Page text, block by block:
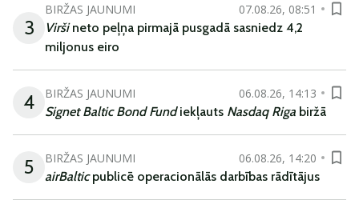
3
BIRŽAS JAUNUMI
07.08.26, 08:51
Viršineto peļņa pirmajā pusgadā sasniedz 4,2
miljonus eiro
4 BIRŽAS JAUNUMI
06.08.26, 14:13
Signet Baltic Bond Fundiekļauts Nasdaq Riga biržā
5 BIRŽAS JAUNUMI
06.08.26, 14:20
airBalticpublicē operacionālās darbības rādītājus